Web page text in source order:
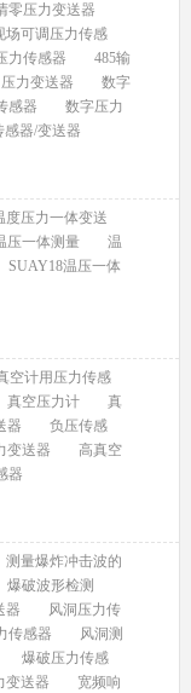
零压力变送器
场可调压力传感
力传感器
485输
力变送器
数字
感器
数字压力
感器/变送器
度压力一体变送
压一体测量
温
SUAY18温压一体
空计用压力传感
真空压力计
真
器
负压传感
变送器
高真空
器
测量爆炸冲击波的
爆破波形检测
器
风洞压力传
传感器
风洞测
爆破压力传感
变送器
宽频响